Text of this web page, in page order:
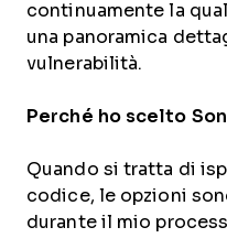
continuamente la
una panoramica
vulnerabilità.
Perché ho scelto
Quando si tratta di
codice, le opzioni
durante il mio